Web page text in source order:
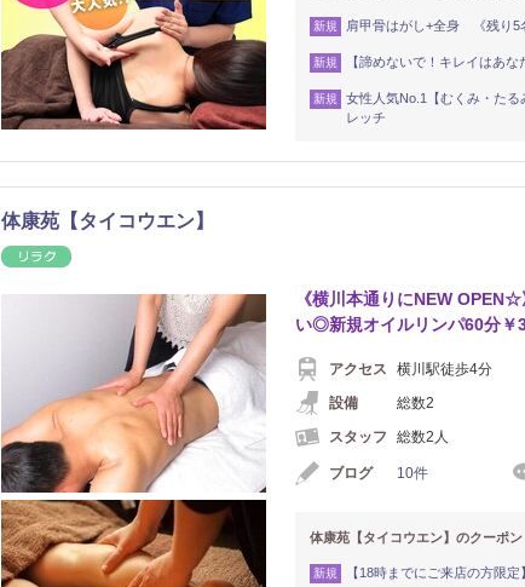
新規 肩甲骨はがし+全身 《残り
新規 【諦めないで！キレイはあ
新規
女性人気No.1【むくみ・たる
レッチ
体康苑【タイコウエン】
《横川本通りにNEW
い◎新規オイルリンパ60分￥
アクセス
横川駅徒歩4分
設備
総数2
スタッフ
総数2人
ブログ 10件
体康苑【タイコウエン】のクーポン
新規 【18時までにご来店の方限